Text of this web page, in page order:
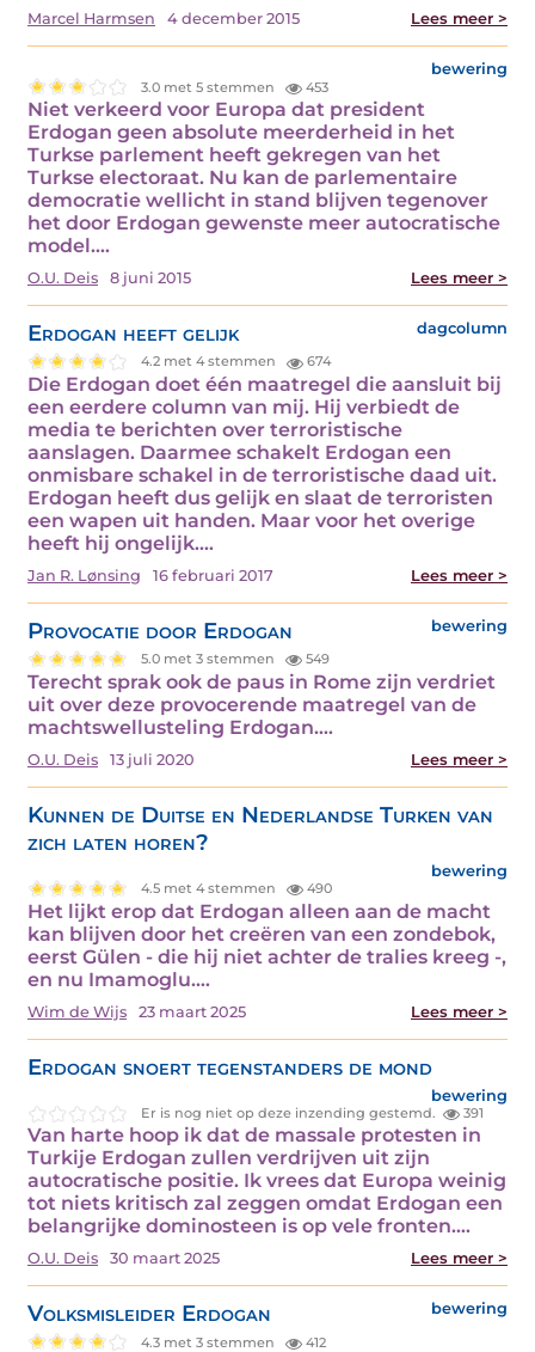
Marcel Harmsen 4 december 2015 Lees meer >
bewering
3.0 met 5 stemmen 453
Niet verkeerd voor Europa dat president
Erdogan geen absolute meerderheid in het
Turkse parlement heeft gekregen van het
Turkse electoraat. Nu kan de parlementaire
democratie wellicht in stand blijven tegenover
het door Erdogan gewenste meer autocratische
model.…
O.U. Deis 8 juni 2015 Lees meer >
Erdogan heeft gelijk dagcolumn
4.2 met 4 stemmen 674
Die Erdogan doet één maatregel die aansluit bij
een eerdere column van mij. Hij verbiedt de
media te berichten over terroristische
aanslagen. Daarmee schakelt Erdogan een
onmisbare schakel in de terroristische daad uit.
Erdogan heeft dus gelijk en slaat de terroristen
een wapen uit handen. Maar voor het overige
heeft hij ongelijk.…
Jan R. Lønsing 16 februari 2017 Lees meer >
Provocatie door Erdogan bewering
5.0 met 3 stemmen 549
Terecht sprak ook de paus in Rome zijn verdriet
uit over deze provocerende maatregel van de
machtswellusteling Erdogan.…
O.U. Deis 13 juli 2020 Lees meer >
Kunnen de Duitse en Nederlandse Turken van
zich laten horen?
bewering
4.5 met 4 stemmen 490
Het lijkt erop dat Erdogan alleen aan de macht
kan blijven door het creëren van een zondebok,
eerst Gülen - die hij niet achter de tralies kreeg -,
en nu Imamoglu.…
Wim de Wijs 23 maart 2025 Lees meer >
Erdogan snoert tegenstanders de mond
bewering
Er is nog niet op deze inzending gestemd. 391
Van harte hoop ik dat de massale protesten in
Turkije Erdogan zullen verdrijven uit zijn
autocratische positie. Ik vrees dat Europa weinig
tot niets kritisch zal zeggen omdat Erdogan een
belangrijke dominosteen is op vele fronten.…
O.U. Deis 30 maart 2025 Lees meer >
Volksmisleider Erdogan bewering
4.3 met 3 stemmen 412